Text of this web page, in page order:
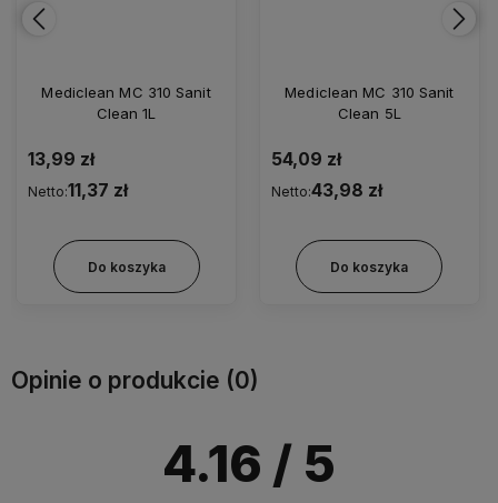
Mediclean MC 310 Sanit
Clean 5L
54,09 zł
Netto:43,98 zł
Do koszyka
Mediclean MC 311 Foam
Czarne Winogrona 500ml
14,91 zł
Netto:12,12 zł
Do koszyka
Opinie o produkcie (0)
4.16 / 5